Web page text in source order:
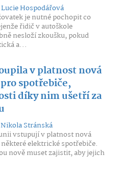
Lucie Hospodářová
je nutné pochopit co
řidič v autoškole
nesloží zkoušku, pokud
a...
v platnost nová
spotřebiče,
díky nim ušetří za
Nikola Stránská
vstupují v platnost nová
elektrické spotřebiče.
nově muset zajistit, aby jejich